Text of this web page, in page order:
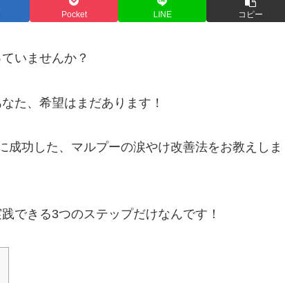
Pocket LINE コピー
いませんか？
た、希望はまだあります！
功した、マルプーの涙やけ改善法をお教えしま
できる3つのステップだけなんです！